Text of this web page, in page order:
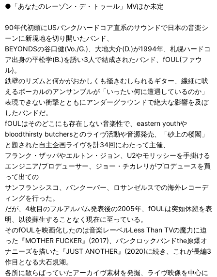
●「あなたのレーゾン・デ・トゥール」MVほか未定
90年代初頭にUSパンク/ハードコア直系のサウンドで日本の音楽シ
ーンに新境地を切り開いたバンド、
BEYONDSの谷口健(Vo./G.)、大地大介(D.)が1994年、札幌ハードコ
ア出身の平松学(B.)を誘い3人で結成されたバンド、fOUL(ファウ
ル)。
鉄壁のリズムと何かがおかしくも掻きむしられるギター、繊細に吠
えるボーカルのアンサンブルが「いったい何に遭遇しているのか」
表現できない衝撃とともにアンダーグラウンドで絶大な影響を及ぼ
したバンドだ。
fOULはそのどこにも存在しない音楽性で、eastern youthや
bloodthirsty butchersとのライヴ活動や音源発売、「砂上の楼閣」
と題された自主企画ライヴを計34回にわたって主催、
フランク・ザッパやエルトン・ジョン、U2やモリッシーを手掛ける
エンジニア/プロデューサー、ジョー・チカレリがプロデュースを買
って出ての
サンフランシスコ、バンクーバー、ロサンゼルスでの海外レコーデ
ィングを行った。
だが、4枚目のフルアルバム発表後の2005年、fOULは突如休憩を表
明、以後蘇生することなく現在に至っている。
そのfOULを映画化したのは音楽レーベルLess Than TVの魔力に迫
った『MOTHER FUCKER』(2017)、パンクロックバンドthe原爆オ
ナニーズを描いた『JUST ANOTHER』(2020)に続き、これが長編3
作目となる大石規湖。
各所に散らばっていたアーカイヴ素材を発掘、ライヴ映像を中心に